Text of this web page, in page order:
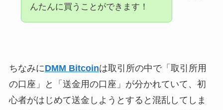
んたんに買うことができます！
ちなみにDMM Bitcoinは取引所の中で「取引所用
の口座」と「送金用の口座」が分かれていて、初
心者がはじめて送金しようとすると混乱してしま